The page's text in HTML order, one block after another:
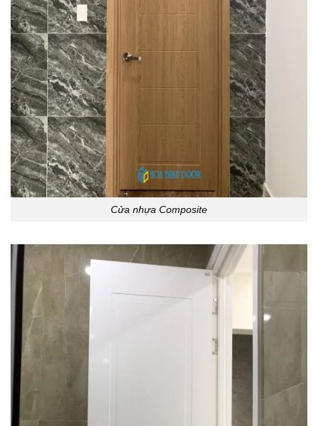
Cửa nhựa Composite